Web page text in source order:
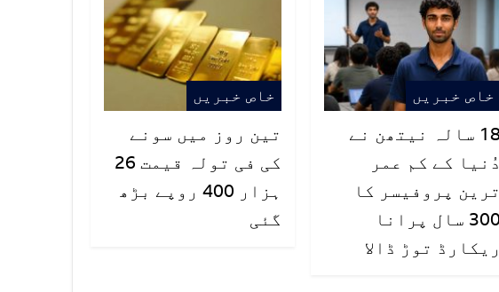
خاص خبریں
18 سالہ نیتھن نے
دُنیا کے کم عمر
ترین پروفیسر کا
300 سال پرانا
ریکارڈ توڑ ڈالا
خاص خبریں
تین روز میں سونے
کی فی تولہ قیمت 26
ہزار 400 روپے بڑھ
گئی